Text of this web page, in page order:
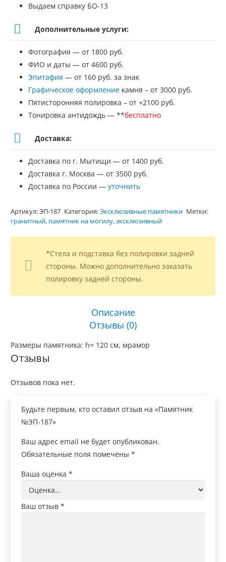
Выдаем справку БО-13
Дополнительные услуги:
Фотография — от 1800 руб.
ФИО и даты — от 4600 руб.
Эпитафия — от 160 руб. за знак
Графическое оформление камня – от 3000 руб.
Пятисторонняя полировка – от +2100 руб.
Тонировка антидождь — **бесплатно
Доставка:
Доставка по г. Мытищи — от 1400 руб.
Доставка г. Москва — от 3500 руб.
Доставка по России — уточнить
Артикул:ЭП-187 Категория:Эксклюзивные памятники Метки:
гранитный, памятник на могилу,эксклюзивный
*Стела и подставка без полировки задней
стороны. Можно дополнительно заказать
полировку задней стороны.
Описание
Отзывы (0)
Размеры памятника: h= 120 см, мрамор
Отзывы
Отзывов пока нет.
Будьте первым, кто оставил отзыв на «Памятник
№ЭП-187»
Ваш адрес email не будет опубликован.
Обязательные поля помечены *
Ваша оценка *
Ваш отзыв *